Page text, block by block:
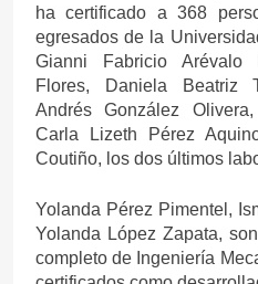
ha certificado a 368
egresados de la
Gianni Fabricio Arévalo
Flores, Daniela Beatriz
Andrés González
Carla Lizeth Pérez
Coutiño, los dos últimos
Yolanda Pérez Pimentel,
Yolanda López Zapata,
completo de Ingeniería